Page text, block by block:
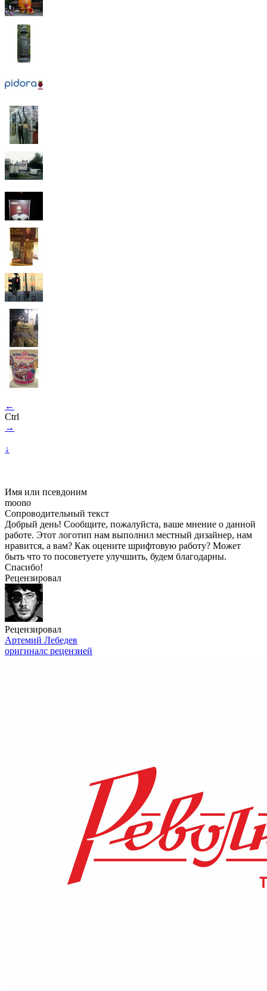
←
Ctrl
→
↓
Имя или псевдоним
moono
Сопроводительный текст
Добрый день! Сообщите, пожалуйста, ваше мнение о данной
работе. Этот логотип нам выполнил местный дизайнер, нам
нравится, а вам? Как оцените шрифтовую работу? Может
быть что то посоветуете улучшить, будем благодарны.
Спасибо!
Рецензировал
Рецензировал
Артемий Лебедев
оригиналс рецензией